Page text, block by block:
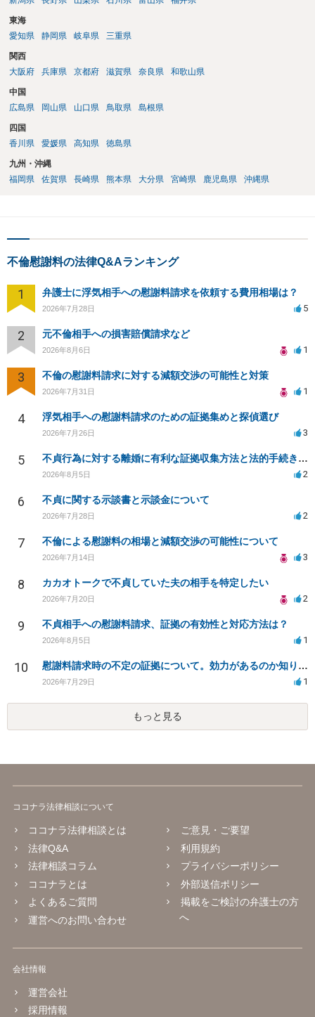
東海
愛知県
静岡県 岐阜県 三重県
関西
大阪府
兵庫県 京都府 滋賀県 奈良県 和歌山県
中国
広島県
岡山県 山口県 鳥取県 島根県
四国
香川県
愛媛県 高知県 徳島県
九州・沖縄
福岡県
佐賀県 長崎県 熊本県 大分県 宮崎県 鹿児島県 沖縄県
不倫慰謝料の法律Q&Aランキング
1 弁護士に浮気相手への慰謝料請求を依頼する費用相場は？
2026年7月28日 5
2 元不倫相手への損害賠償請求など
2026年8月6日 1
3 不倫の慰謝料請求に対する減額交渉の可能性と対策
2026年7月31日 1
4 浮気相手への慰謝料請求のための証拠集めと探偵選び
2026年7月26日 3
5 不貞行為に対する離婚に有利な証拠収集方法と法的手続きについて
2026年8月5日 2
6 不貞に関する示談書と示談金について
2026年7月28日 2
7 不倫による慰謝料の相場と減額交渉の可能性について
2026年7月14日 3
8 カカオトークで不貞していた夫の相手を特定したい
2026年7月20日 2
9 不貞相手への慰謝料請求、証拠の有効性と対応方法は？
2026年8月5日 1
10 慰謝料請求時の不定の証拠について。効力があるのか知りたい。
2026年7月29日 1
もっと見る
ココナラ法律相談について
ココナラ法律相談とは
法律Q&A
法律相談コラム
ココナラとは
よくあるご質問
運営へのお問い合わせ
ご意見・ご要望
利用規約
プライバシーポリシー
外部送信ポリシー
掲載をご検討の弁護士の方
へ
会社情報
運営会社
採用情報